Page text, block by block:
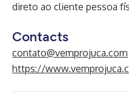
direto ao cliente pessoa
Contacts
contato@vemprojuca.com
https://